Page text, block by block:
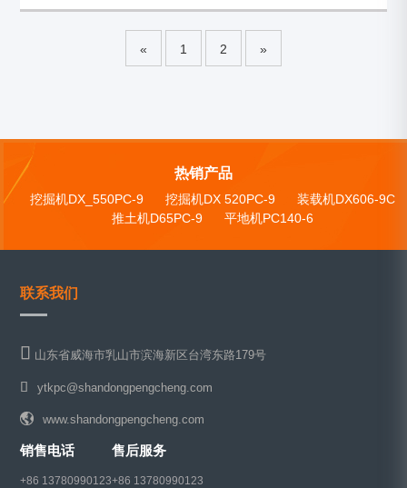
« 1 2 »
热销产品
挖掘机DX_550PC-9 挖掘机DX 520PC-9
装载机DX606-9C
推土机D65PC-9
平地机PC140-6
联系我们
山东省威海市乳山市滨海新区台湾东路179号
ytkpc@shandongpengcheng.com
www.shandongpengcheng.com
销售电话
+86 13780990123
售后服务
+86 13780990123